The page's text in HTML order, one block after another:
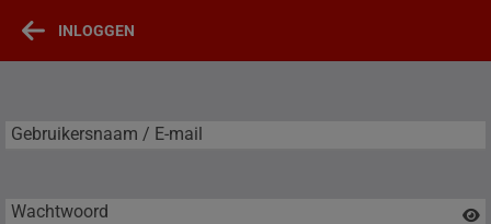
INLOGGEN
Gebruikersnaam / E-mail
Wachtwoord